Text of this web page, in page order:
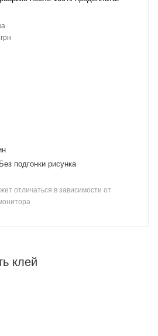
Без подгонки рисунка
отличаться в зависимости от
клей